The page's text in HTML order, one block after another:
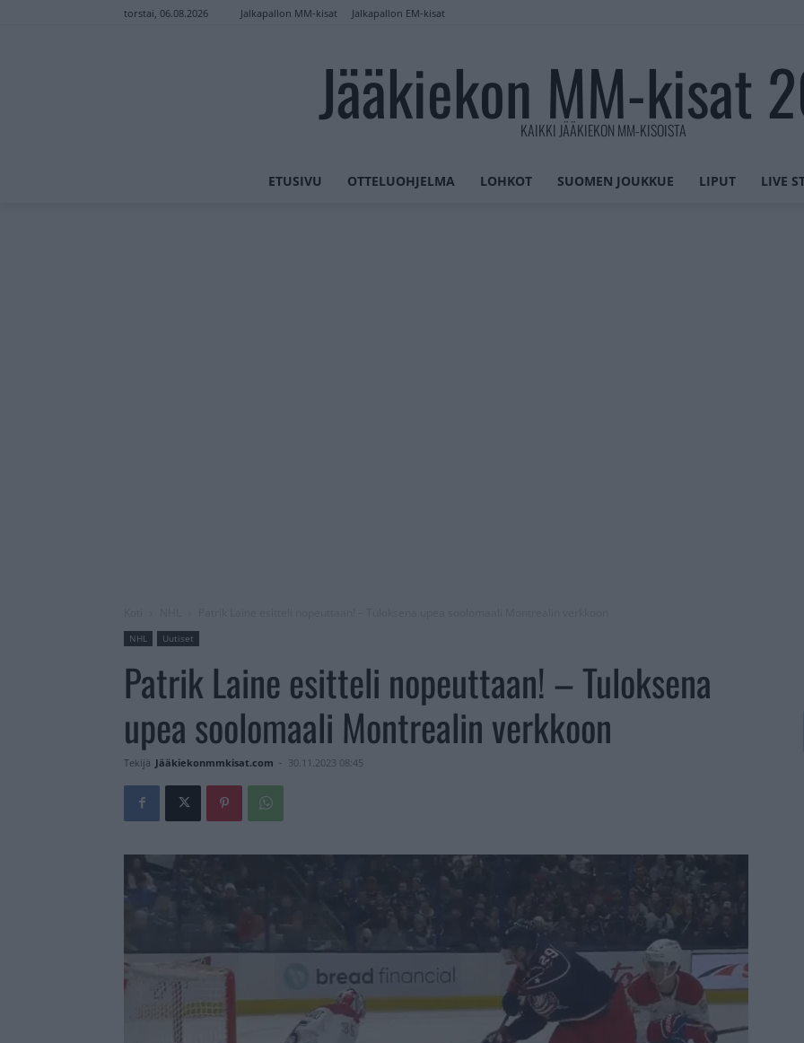
torstai, 06.08.2026 Jalkapallon MM-kisat Jalkapallon EM-kisat
Jääkiekon MM-kisat
KAIKKI JÄÄKIEKON MM-KISOISTA
ETUSIVU OTTELUOHJELMA LOHKOT SUOMEN JOUKKUE LIPUT LIVE
NHL Uutiset
Patrik Laine esitteli nopeuttaan! – Tuloksena
upea soolomaali Montrealin verkkoon
Tekijä Jääkiekonmmkisat.com - 30.11.2023 08:45